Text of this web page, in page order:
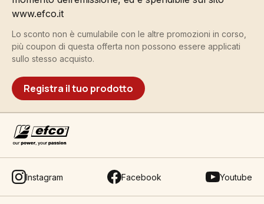
www.efco.it
Lo sconto non è cumulabile con le altre promozioni in corso,
più coupon di questa offerta non possono essere applicati
sullo stesso acquisto.
Registra il tuo prodotto
Instagram Facebook Youtube